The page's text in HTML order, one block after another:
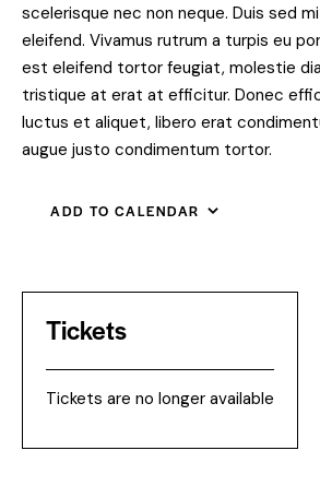
scelerisque nec non neque. Duis sed
eleifend. Vivamus rutrum a turpis eu
est eleifend tortor feugiat, molestie
tristique at erat at efficitur. Donec
luctus et aliquet, libero erat
augue justo condimentum tortor.
ADD TO CALENDAR
Tickets
Tickets are no longer available